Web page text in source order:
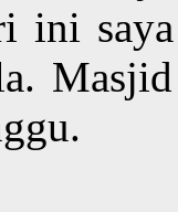
ini